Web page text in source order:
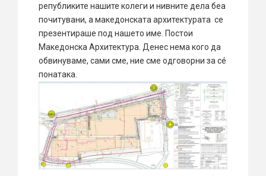
републиките нашите колеги и нивните дела беа
почитувани, а македонската архитектурата се
презентираше под нашето име. Постои
Македонска Архитектура. Денес нема кого да
обвинуваме, сами сме, ние сме одговорни за сé
понатака.